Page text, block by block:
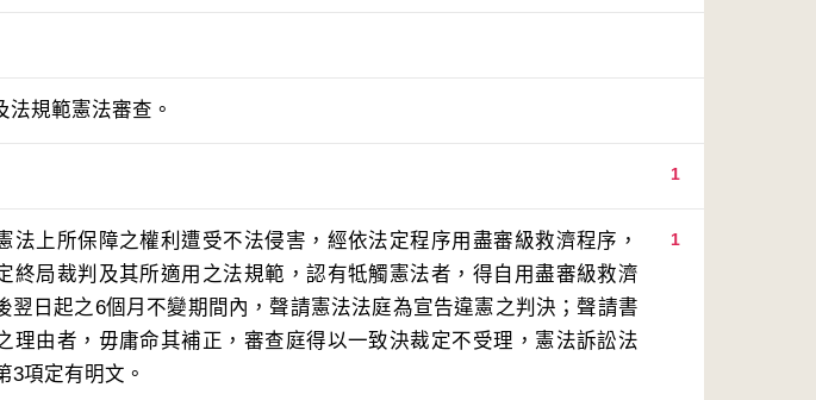
規範憲法審查。
1
1
法上所保障之權利遭受不法侵害，經依法定程序用盡審級救濟程序，
終局裁判及其所適用之法規範，認有牴觸憲法者，得自用盡審級救濟
翌日起之6個月不變期間內，聲請憲法法庭為宣告違憲之判決；聲請書
理由者，毋庸命其補正，審查庭得以一致決裁定不受理，憲法訴訟法